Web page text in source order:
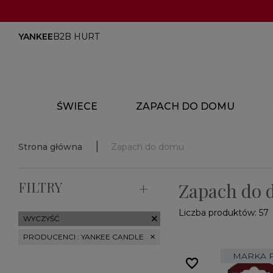
YANKEEB2B HURT
ŚWIECE ZAPACH DO DOMU
Strona główna Zapach do domu
FILTRY
WYCZYŚĆ close
PRODUCENCI : YANKEE CANDLE
Zapach do
Liczba produktów: 57
MARKA
favorite_border
favorite_border